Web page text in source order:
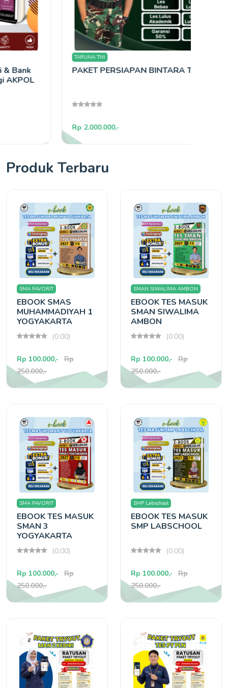
PAKET PERSIAPAN BINTARA TNI
Produk Terbaru
SMA FAVORIT
EBOOK SMAS
MUHAMMADIYAH 1
YOGYAKARTA
(0.00)
Rp 100.000,-
Rp
250.000,-
SMAN SIWALIMA AMBON
EBOOK TES MASUK
SMAN SIWALIMA
AMBON
(0.00)
Rp 100.000,-
Rp
250.000,-
SMA FAVORIT
EBOOK TES MASUK
SMAN 3
YOGYAKARTA
(0.00)
Rp 100.000,-
Rp
250.000,-
SMP Labschool
EBOOK TES MASUK
SMP LABSCHOOL
(0.00)
Rp 100.000,-
Rp
250.000,-